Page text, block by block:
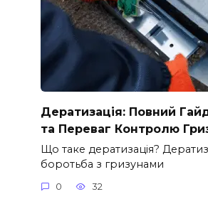
Дератизація: Повний
та Переваг Контролю
Що таке дератизація?
боротьба з гризунами
0 32